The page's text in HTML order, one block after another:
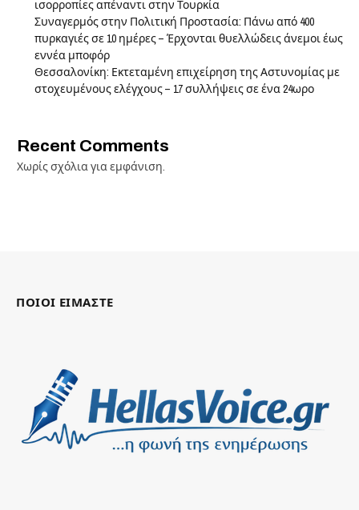
ισορροπίες απέναντι στην Τουρκία
Συναγερμός στην Πολιτική Προστασία: Πάνω από 400
πυρκαγιές σε 10 ημέρες – Έρχονται θυελλώδεις άνεμοι έως
εννέα μποφόρ
Θεσσαλονίκη: Εκτεταμένη επιχείρηση της Αστυνομίας με
στοχευμένους ελέγχους – 17 συλλήψεις σε ένα 24ωρο
Recent Comments
Χωρίς σχόλια για εμφάνιση.
ΠΟΙΟΙ ΕΙΜΑΣΤΕ